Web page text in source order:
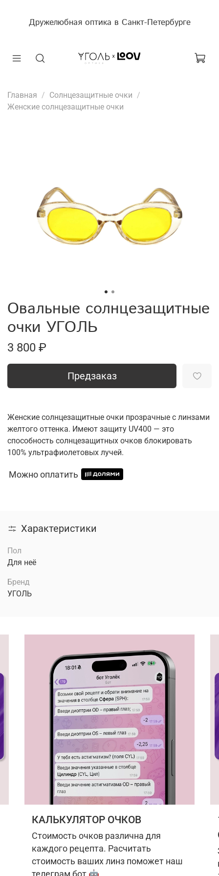
Дружелюбная оптика в Санкт-Петербурге
Главная
Солнцезащитные очки
Женские солнцезащитные очки
Овальные солнцезащитные
очки УГОЛЬ
3 800 ₽
Предзаказ
Женские солнцезащитные очки прозрачные с линзами
желтого оттенка. Имеют защиту UV400 — это
способность солнцезащитных очков блокировать
100% ультрафиолетовых лучей.
Можно оплатить
Характеристики
Пол
Для неё
Бренд
УГОЛЬ
КАЛЬКУЛЯТОР ОЧКОВ
Стоимость очков различна для
каждого рецепта. Расчитать
стоимость ваших линз поможет наш